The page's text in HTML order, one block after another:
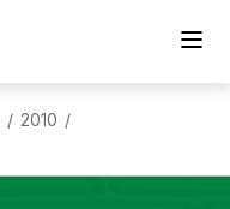
/ 2010 /